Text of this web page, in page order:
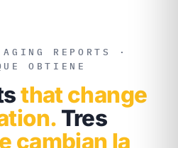
REPORTS ·
OBTIENE
that change
Tres
cambian la